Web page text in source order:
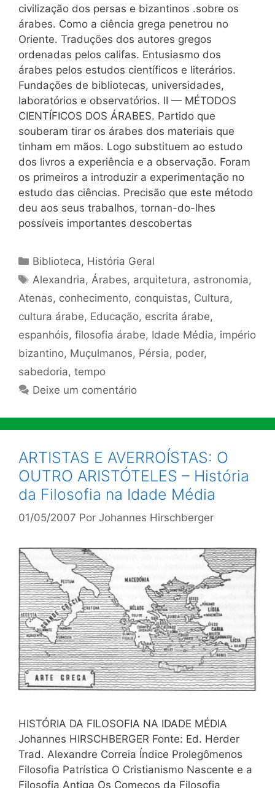
civilização dos persas e bizantinos .sobre os
árabes. Como a ciência grega penetrou no
Oriente. Traduções dos autores gregos
ordenadas pelos califas. Entusiasmo dos
árabes pelos estudos científicos e literários.
Fundações de bibliotecas, universidades,
laboratórios e observatórios. II — MÉTODOS
CIENTÍFICOS DOS ÁRABES. Partido que
souberam tirar os árabes dos materiais que
tinham em mãos. Logo substituem ao estudo
dos livros a experiência e a observação. Foram
os primeiros a introduzir a experimentação no
estudo das ciências. Precisão que este método
deu aos seus trabalhos, tornan-do-lhes
possíveis importantes descobertas
Categorias
Biblioteca, História Geral
Tags
Alexandria, Árabes, arquitetura, astronomia,
Atenas, conhecimento, conquistas, Cultura,
cultura árabe, Educação, escrita árabe,
espanhóis, filosofia árabe, Idade Média, império
bizantino, Muçulmanos, Pérsia, poder,
sabedoria, tempo
Deixe um comentário
ARTISTAS E AVERROÍSTAS: O
OUTRO ARISTÓTELES – História
da Filosofia na Idade Média
01/05/2007 Por Johannes Hirschberger
HISTÓRIA DA FILOSOFIA NA IDADE MÉDIA
Johannes HIRSCHBERGER Fonte: Ed. Herder
Trad. Alexandre Correia Índice Prolegômenos
Filosofia Patrística O Cristianismo Nascente e a
Filosofia Antiga Os Começos da Filosofia